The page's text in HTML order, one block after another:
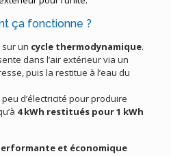
ça fonctionne ?
un cycle thermodynamique.
dans l’air extérieur via un
puis la restitue à l’eau du
d’électricité pour produire
4 kWh restitués pour 1 kWh
et économique